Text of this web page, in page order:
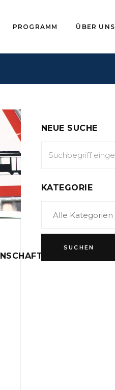
PROGRAMM ÜBER UNS
NEUE SUCHE
KATEGORIE